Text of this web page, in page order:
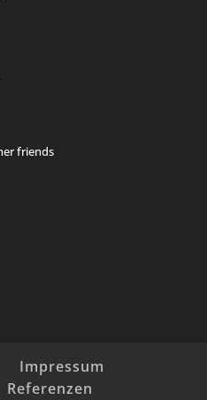
friends
Impressum
Referenzen